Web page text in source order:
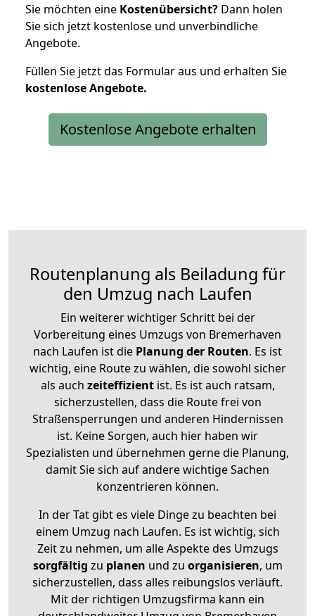
Sie möchten eine Kostenübersicht? Dann holen
Sie sich jetzt kostenlose und unverbindliche
Angebote.
Füllen Sie jetzt das Formular aus und erhalten Sie
kostenloseAngebote.
Kostenlose Angebote erhalten
Routenplanung als Beiladung für
den Umzug nach Laufen
Ein weiterer wichtiger Schritt bei der
Vorbereitung eines Umzugs von Bremerhaven
nach Laufen ist die Planung der Routen. Es ist
wichtig, eine Route zu wählen, die sowohl sicher
als auch zeiteffizientist. Es ist auch ratsam,
sicherzustellen, dass die Route frei von
Straßensperrungen und anderen Hindernissen
ist. Keine Sorgen, auch hier haben wir
Spezialisten und übernehmen gerne die Planung,
damit Sie sich auf andere wichtige Sachen
konzentrieren können.
In der Tat gibt es viele Dinge zu beachten bei
einem Umzug nach Laufen. Es ist wichtig, sich
Zeit zu nehmen, um alle Aspekte des Umzugs
sorgfältig zu planen und zu organisieren, um
sicherzustellen, dass alles reibungslos verläuft.
Mit der richtigen Umzugsfirma kann ein